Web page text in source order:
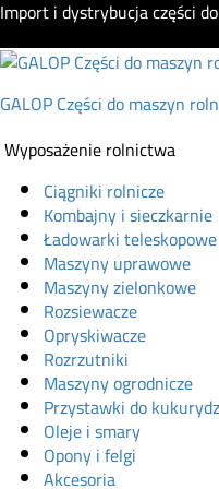
Import i dystrybucja części
GALOP Części do maszyn
Wyposażenie rolnictwa
Ciągniki rolnicze
Kombajny i sieczkarnie
Ładowarki teleskopowe
Maszyny uprawowe
Maszyny zielonkowe
Rozsiewacze
Opryskiwacze
Rozrzutniki
Maszyny ogrodnicze
Przystawki do
Oleje i smary
Opony i felgi
Akcesoria